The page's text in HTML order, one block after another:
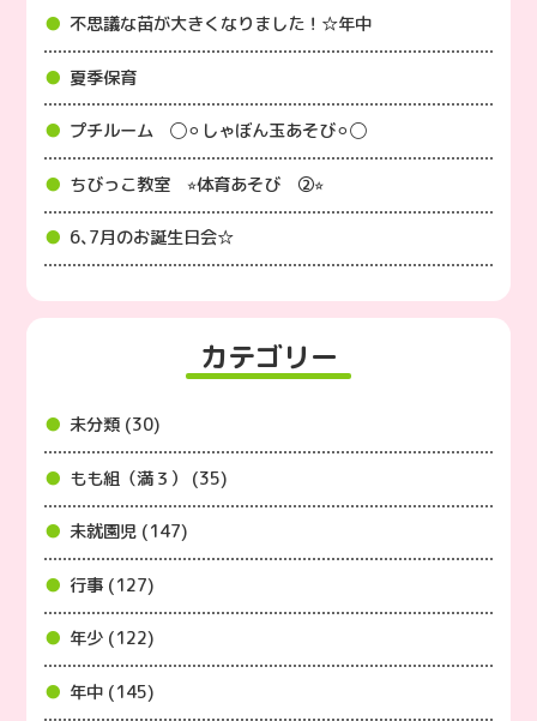
不思議な苗が大きくなりました！☆年中
夏季保育
プチルーム ◯⚪︎しゃぼん玉あそび⚪︎◯
ちびっこ教室 ⭐︎体育あそび ②⭐︎
6､7月のお誕生日会☆
カテゴリー
未分類 (30)
もも組（満３） (35)
未就園児 (147)
行事 (127)
年少 (122)
年中 (145)